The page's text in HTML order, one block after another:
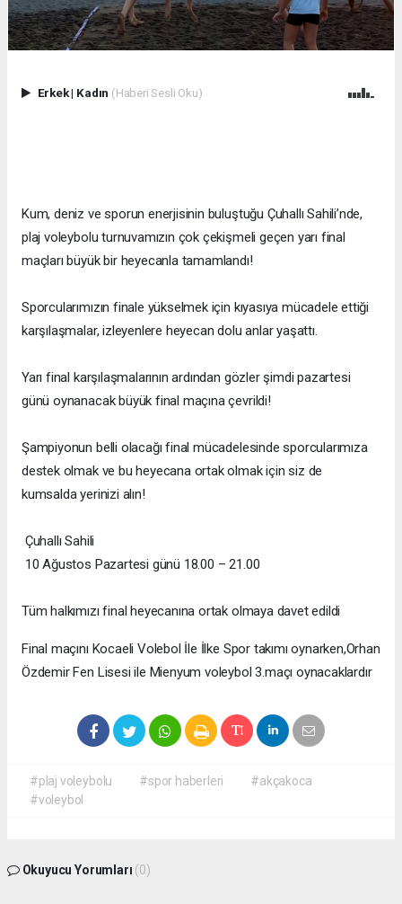
Erkek| Kadın (Haberi Sesli Oku)
Kum, deniz ve sporun enerjisinin buluştuğu Çuhallı Sahili’nde,
plaj voleybolu turnuvamızın çok çekişmeli geçen yarı final
maçları büyük bir heyecanla tamamlandı!
Sporcularımızın finale yükselmek için kıyasıya mücadele ettiği
karşılaşmalar, izleyenlere heyecan dolu anlar yaşattı.
Yarı final karşılaşmalarının ardından gözler şimdi pazartesi
günü oynanacak büyük final maçına çevrildi!
Şampiyonun belli olacağı final mücadelesinde sporcularımıza
destek olmak ve bu heyecana ortak olmak için siz de
kumsalda yerinizi alın!
Çuhallı Sahili
10 Ağustos Pazartesi günü 18.00 – 21.00
Tüm halkımızı final heyecanına ortak olmaya davet edildi
Final maçını Kocaeli Volebol İle İlke Spor takımı oynarken,Orhan
Özdemir Fen Lisesi ile Mienyum voleybol 3.maçı oynacaklardır
#plaj voleybolu #spor haberleri
#akçakoca
#voleybol
Okuyucu Yorumları (0)